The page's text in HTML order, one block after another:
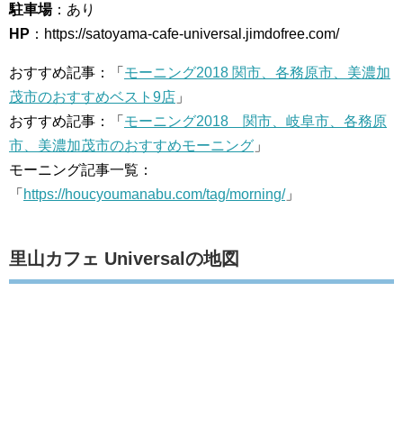
駐車場：あり
HP ：https://satoyama-cafe-universal.jimdofree.com/
おすすめ記事：「 モーニング2018 関市、各務原市、美濃加
茂市のおすすめベスト9店 」
おすすめ記事：「 モーニング2018 関市、岐阜市、各務原
市、美濃加茂市のおすすめモーニング 」
モーニング記事一覧：
「 https://houcyoumanabu.com/tag/morning/」
里山カフェ Universalの地図